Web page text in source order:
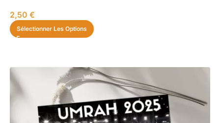
2,50 €
Sélectionner Les Options